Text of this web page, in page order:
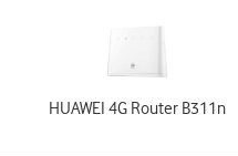
HUAWEI 4G Router B311n